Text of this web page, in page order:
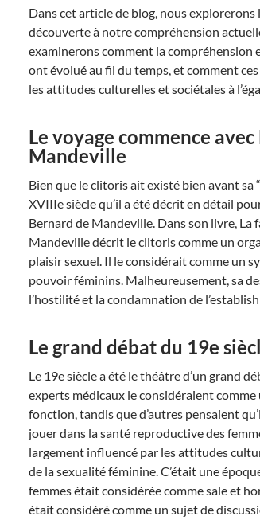
Dans cet article de blog, nous explorerons
découverte à notre compréhension
examinerons comment la compréhension
ont évolué au fil du temps, et comment
les attitudes culturelles et sociétales à
Le voyage commence
Mandeville
Bien que le clitoris ait existé bien avant sa
XVIIIe siècle qu’il a été décrit en détail
Bernard de Mandeville. Dans son livre, La
Mandeville décrit le clitoris comme un
plaisir sexuel. Il le considérait comme un
pouvoir féminins. Malheureusement, sa
l’hostilité et la condamnation de
Le grand débat du 19e
Le 19e siècle a été le théâtre d’un grand
experts médicaux le considéraient comme
fonction, tandis que d’autres pensaient
jouer dans la santé reproductive des
largement influencé par les attitudes
de la sexualité féminine. C’était une
femmes était considérée comme sale et
était considéré comme un sujet de